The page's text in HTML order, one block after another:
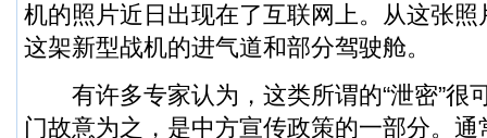
机的照片近日出现在了互联网上。从这张
这架新型战机的进气道和部分驾驶舱。
有许多专家认为，这类所谓的“泄密”很
门故意为之，是中方宣传政策的一部分。